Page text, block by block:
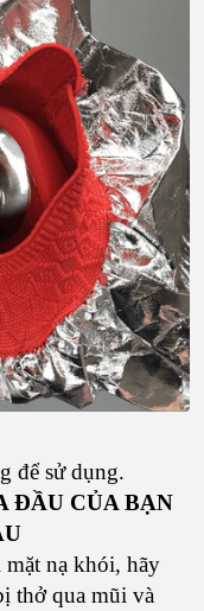
để sử dụng.
ĐẦU CỦA BẠN
nạ khói, hãy
thở qua mũi và